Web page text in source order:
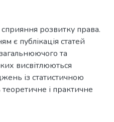
розвитку права.
є публікація статей
та
висвітлюються
із статистичною
і практичне